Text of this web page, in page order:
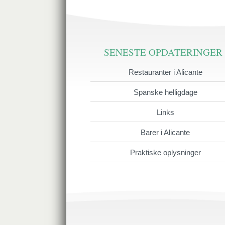
SENESTE OPDATERINGER
Restauranter i Alicante
Spanske helligdage
Links
Barer i Alicante
Praktiske oplysninger